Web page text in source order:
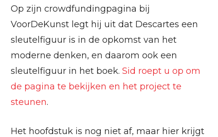
Op zijn crowdfundingpagina bij
VoorDeKunst legt hij uit dat Descartes een
sleutelfiguur is in de opkomst van het
moderne denken, en daarom ook een
sleutelfiguur in het boek.Sid roept u op om
de pagina te bekijken en het project te
steunen.
Het hoofdstuk is nog niet af, maar hier krijgt